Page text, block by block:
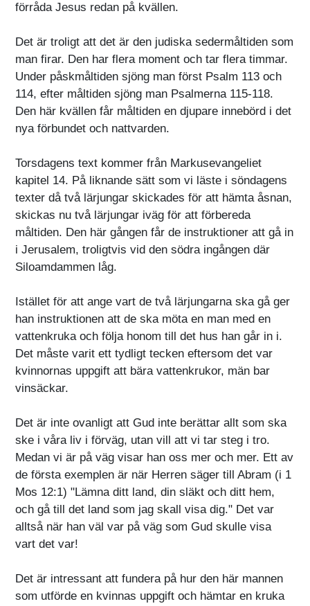
förråda Jesus redan på kvällen.
Det är troligt att det är den judiska sedermåltiden som
man firar. Den har flera moment och tar flera timmar.
Under påskmåltiden sjöng man först Psalm 113 och
114, efter måltiden sjöng man Psalmerna 115-118.
Den här kvällen får måltiden en djupare innebörd i det
nya förbundet och nattvarden.
Torsdagens text kommer från Markusevangeliet
kapitel 14. På liknande sätt som vi läste i söndagens
texter då två lärjungar skickades för att hämta åsnan,
skickas nu två lärjungar iväg för att förbereda
måltiden. Den här gången får de instruktioner att gå in
i Jerusalem, troligtvis vid den södra ingången där
Siloamdammen låg.
Istället för att ange vart de två lärjungarna ska gå ger
han instruktionen att de ska möta en man med en
vattenkruka och följa honom till det hus han går in i.
Det måste varit ett tydligt tecken eftersom det var
kvinnornas uppgift att bära vattenkrukor, män bar
vinsäckar.
Det är inte ovanligt att Gud inte berättar allt som ska
ske i våra liv i förväg, utan vill att vi tar steg i tro.
Medan vi är på väg visar han oss mer och mer. Ett av
de första exemplen är när Herren säger till Abram (i 1
Mos 12:1) "Lämna ditt land, din släkt och ditt hem,
och gå till det land som jag skall visa dig." Det var
alltså när han väl var på väg som Gud skulle visa
vart det var!
Det är intressant att fundera på hur den här mannen
som utförde en kvinnas uppgift och hämtar en kruka